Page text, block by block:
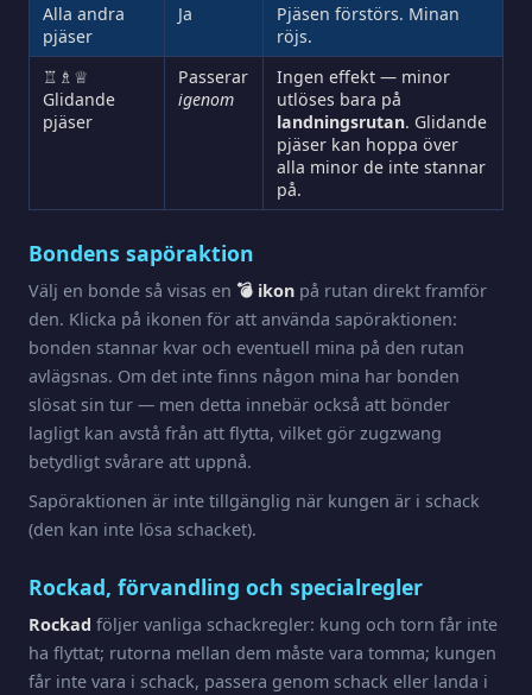
Alla andra
pjäser
Ja
Pjäsen förstörs. Minan
röjs.
♖♗♕
Glidande
pjäser
Passerar
igenom
Ingen effekt — minor
utlöses bara på
landningsrutan. Glidande
pjäser kan hoppa över
alla minor de inte stannar
på.
Bondens sapöraktion
Välj en bonde så visas en 💣 ikon på rutan direkt framför
den. Klicka på ikonen för att använda sapöraktionen:
bonden stannar kvar och eventuell mina på den rutan
avlägsnas. Om det inte finns någon mina har bonden
slösat sin tur — men detta innebär också att bönder
lagligt kan avstå från att flytta, vilket gör zugzwang
betydligt svårare att uppnå.
Sapöraktionen är inte tillgänglig när kungen är i schack
(den kan inte lösa schacket).
Rockad, förvandling och specialregler
Rockad följer vanliga schackregler: kung och torn får inte
ha flyttat; rutorna mellan dem måste vara tomma; kungen
får inte vara i schack, passera genom schack eller landa i